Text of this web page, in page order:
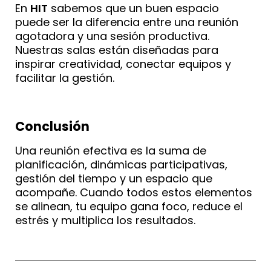
En HIT sabemos que un buen espacio
puede ser la diferencia entre una reunión
agotadora y una sesión productiva.
Nuestras salas están diseñadas para
inspirar creatividad, conectar equipos y
facilitar la gestión.
Conclusión
Una reunión efectiva es la suma de
planificación, dinámicas participativas,
gestión del tiempo y un espacio que
acompañe. Cuando todos estos elementos
se alinean, tu equipo gana foco, reduce el
estrés y multiplica los resultados.